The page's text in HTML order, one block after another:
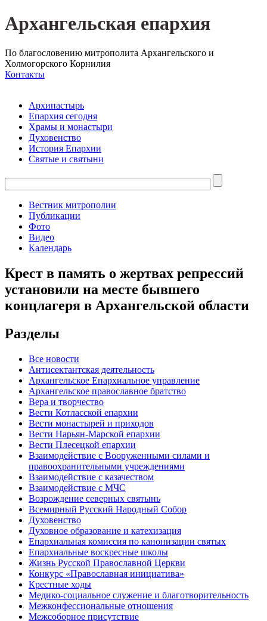
Архангельская епархия
По благословению митрополита Архангельского и
Холмогорского Корнилия
Контакты
Архипастырь
Епархия сегодня
Храмы и монастыри
Духовенство
История Епархии
Святые и святыни
Вестник митрополии
Публикации
Фото
Видео
Календарь
Крест в память о жертвах репрессий
установили на месте бывшего
концлагеря в Архангельской области
Разделы
Все новости
Антисектантская деятельность
Архангельское Епархиальное управление
Архангельское православное братство
Вера и творчество
Вести Котласской епархии
Вести монастырей и приходов
Вести Нарьян-Марской епархии
Вести Плесецкой епархии
Взаимодействие с Вооруженными силами и
правоохранительными учреждениями
Взаимодействие с казачеством
Взаимодействие с МЧС
Возрождение северных святынь
Всемирный Русский Народный Собор
Духовенство
Духовное образование и катехизация
Епархиальная комиссия по канонизации святых
Епархиальные воскресные школы
Жизнь Русской Православной Церкви
Конкурс «Православная инициатива»
Крестные ходы
Медико-социальное служение и благотворительность
Межконфессиональные отношения
Межсоборное присутствие